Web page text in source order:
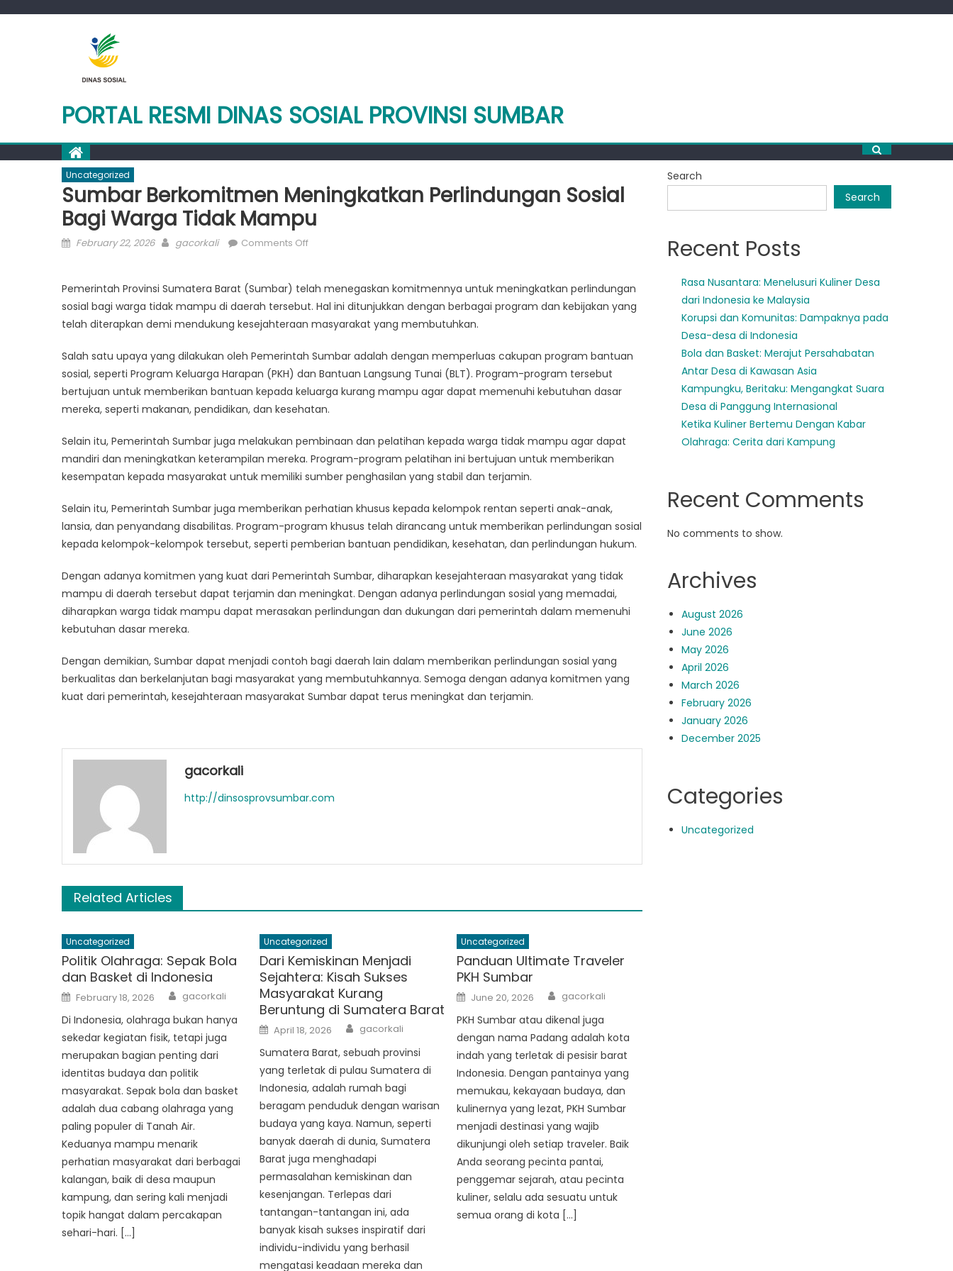
PORTAL RESMI DINAS SOSIAL PROVINSI SUMBAR
Uncategorized
Sumbar Berkomitmen Meningkatkan Perlindungan Sosial
Bagi Warga Tidak Mampu
Posted
February 22, 2026 Author
gacorkali Comments Offon
Meningkatkan
Perlindungan
Sosial
Warga
Tidak
Mampu
Pemerintah Provinsi Sumatera Barat (Sumbar) telah menegaskan komitmennya untuk meningkatkan perlindungan
sosial bagi warga tidak mampu di daerah tersebut. Hal ini ditunjukkan dengan berbagai program dan kebijakan yang
telah diterapkan demi mendukung kesejahteraan masyarakat yang membutuhkan.
Salah satu upaya yang dilakukan oleh Pemerintah Sumbar adalah dengan memperluas cakupan program bantuan
sosial, seperti Program Keluarga Harapan (PKH) dan Bantuan Langsung Tunai (BLT). Program-program tersebut
bertujuan untuk memberikan bantuan kepada keluarga kurang mampu agar dapat memenuhi kebutuhan dasar
mereka, seperti makanan, pendidikan, dan kesehatan.
Selain itu, Pemerintah Sumbar juga melakukan pembinaan dan pelatihan kepada warga tidak mampu agar dapat
mandiri dan meningkatkan keterampilan mereka. Program-program pelatihan ini bertujuan untuk memberikan
kesempatan kepada masyarakat untuk memiliki sumber penghasilan yang stabil dan terjamin.
Selain itu, Pemerintah Sumbar juga memberikan perhatian khusus kepada kelompok rentan seperti anak-anak,
lansia, dan penyandang disabilitas. Program-program khusus telah dirancang untuk memberikan perlindungan sosial
kepada kelompok-kelompok tersebut, seperti pemberian bantuan pendidikan, kesehatan, dan perlindungan hukum.
Dengan adanya komitmen yang kuat dari Pemerintah Sumbar, diharapkan kesejahteraan masyarakat yang tidak
mampu di daerah tersebut dapat terjamin dan meningkat. Dengan adanya perlindungan sosial yang memadai,
diharapkan warga tidak mampu dapat merasakan perlindungan dan dukungan dari pemerintah dalam memenuhi
kebutuhan dasar mereka.
Dengan demikian, Sumbar dapat menjadi contoh bagi daerah lain dalam memberikan perlindungan sosial yang
berkualitas dan berkelanjutan bagi masyarakat yang membutuhkannya. Semoga dengan adanya komitmen yang
kuat dari pemerintah, kesejahteraan masyarakat Sumbar dapat terus meningkat dan terjamin.
gacorkali
http://dinsosprovsumbar.com
Related Articles
Uncategorized
Politik Olahraga: Sepak Bola
dan Basket di Indonesia
Posted
on
February 18, 2026 Author
gacorkali
Di Indonesia, olahraga bukan hanya
sekedar kegiatan fisik, tetapi juga
merupakan bagian penting dari
identitas budaya dan politik
masyarakat. Sepak bola dan basket
adalah dua cabang olahraga yang
paling populer di Tanah Air.
Keduanya mampu menarik
perhatian masyarakat dari berbagai
kalangan, baik di desa maupun
kampung, dan sering kali menjadi
topik hangat dalam percakapan
sehari-hari. […]
Uncategorized
Dari Kemiskinan Menjadi
Sejahtera: Kisah Sukses
Masyarakat Kurang
Beruntung di Sumatera Barat
Posted
on
April 18, 2026 Author
gacorkali
Sumatera Barat, sebuah provinsi
yang terletak di pulau Sumatera di
Indonesia, adalah rumah bagi
beragam penduduk dengan warisan
budaya yang kaya. Namun, seperti
banyak daerah di dunia, Sumatera
Barat juga menghadapi
permasalahan kemiskinan dan
kesenjangan. Terlepas dari
tantangan-tantangan ini, ada
banyak kisah sukses inspiratif dari
individu-individu yang berhasil
mengatasi keadaan mereka dan
Uncategorized
Panduan Ultimate Traveler
PKH Sumbar
Posted
on
June 20, 2026 Author
gacorkali
PKH Sumbar atau dikenal juga
dengan nama Padang adalah kota
indah yang terletak di pesisir barat
Indonesia. Dengan pantainya yang
memukau, kekayaan budaya, dan
kulinernya yang lezat, PKH Sumbar
menjadi destinasi yang wajib
dikunjungi oleh setiap traveler. Baik
Anda seorang pecinta pantai,
penggemar sejarah, atau pecinta
kuliner, selalu ada sesuatu untuk
semua orang di kota […]
Search
Search
Recent Posts
Rasa Nusantara: Menelusuri Kuliner Desa
dari Indonesia ke Malaysia
Korupsi dan Komunitas: Dampaknya pada
Desa-desa di Indonesia
Bola dan Basket: Merajut Persahabatan
Antar Desa di Kawasan Asia
Kampungku, Beritaku: Mengangkat Suara
Desa di Panggung Internasional
Ketika Kuliner Bertemu Dengan Kabar
Olahraga: Cerita dari Kampung
Recent Comments
No comments to show.
Archives
August 2026
June 2026
May 2026
April 2026
March 2026
February 2026
January 2026
December 2025
Categories
Uncategorized